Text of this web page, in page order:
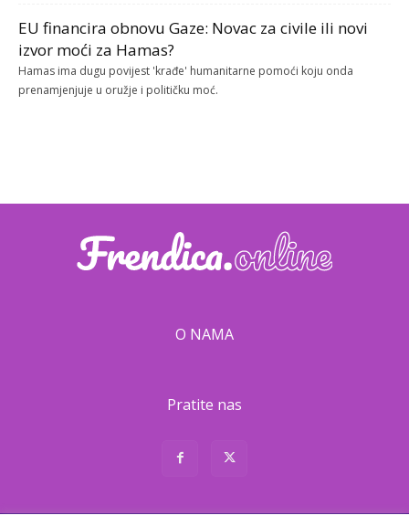
EU financira obnovu Gaze: Novac za civile ili novi
izvor moći za Hamas?
Hamas ima dugu povijest 'krađe' humanitarne pomoći koju onda
prenamjenjuje u oružje i političku moć.
O NAMA
Pratite nas